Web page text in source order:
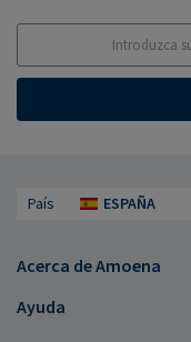
País ESPAÑA
Acerca de Amoena
Ayuda